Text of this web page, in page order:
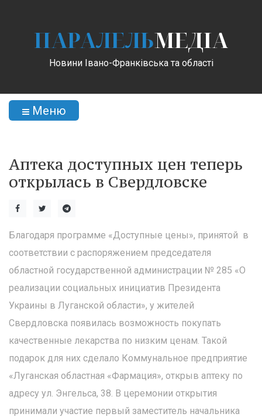
ПАРАЛЕЛЬМЕДІА
Новини Івано-Франківська та області
Меню
Аптека доступных цен теперь
открылась в Свердловске
Благодаря программе «Доступные цены», принятой в
соответствии с распоряжением председателя
областной государственной администрации № 285 «О
реализации социальных инициатив Президента
Украины в Луганской области», у жителей
Свердловска появилась возможность покупать
качественные лекарства по низким ценам. Такой
подарок для них сделало Коммунальное предприятие
«Луганская областная «Фармация», открыв аптеку по
адресу ул. Энгельса, 38. В церемонии открытия
принимали участие первый заместитель начальника